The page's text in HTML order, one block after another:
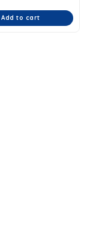
Add to cart